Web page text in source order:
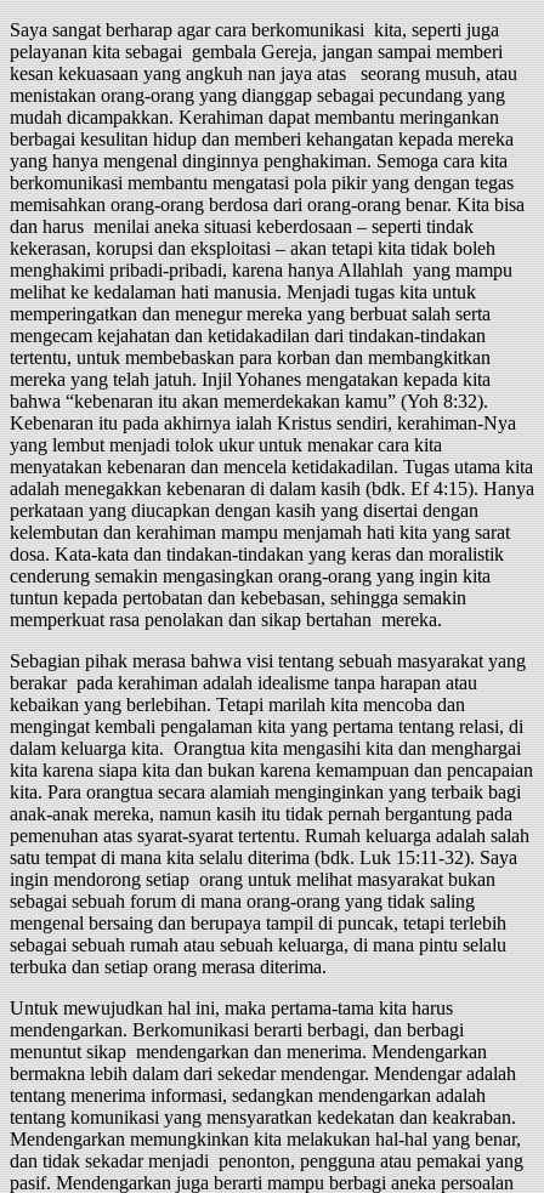
Saya sangat berharap agar cara berkomunikasi kita, seperti juga
pelayanan kita sebagai gembala Gereja, jangan sampai memberi
kesan kekuasaan yang angkuh nan jaya atas seorang musuh, atau
menistakan orang-orang yang dianggap sebagai pecundang yang
mudah dicampakkan. Kerahiman dapat membantu meringankan
berbagai kesulitan hidup dan memberi kehangatan kepada mereka
yang hanya mengenal dinginnya penghakiman. Semoga cara kita
berkomunikasi membantu mengatasi pola pikir yang dengan tegas
memisahkan orang-orang berdosa dari orang-orang benar. Kita bisa
dan harus menilai aneka situasi keberdosaan – seperti tindak
kekerasan, korupsi dan eksploitasi – akan tetapi kita tidak boleh
menghakimi pribadi-pribadi, karena hanya Allahlah yang mampu
melihat ke kedalaman hati manusia. Menjadi tugas kita untuk
memperingatkan dan menegur mereka yang berbuat salah serta
mengecam kejahatan dan ketidakadilan dari tindakan-tindakan
tertentu, untuk membebaskan para korban dan membangkitkan
mereka yang telah jatuh. Injil Yohanes mengatakan kepada kita
bahwa “kebenaran itu akan memerdekakan kamu” (Yoh 8:32).
Kebenaran itu pada akhirnya ialah Kristus sendiri, kerahiman-Nya
yang lembut menjadi tolok ukur untuk menakar cara kita
menyatakan kebenaran dan mencela ketidakadilan. Tugas utama kita
adalah menegakkan kebenaran di dalam kasih (bdk. Ef 4:15). Hanya
perkataan yang diucapkan dengan kasih yang disertai dengan
kelembutan dan kerahiman mampu menjamah hati kita yang sarat
dosa. Kata-kata dan tindakan-tindakan yang keras dan moralistik
cenderung semakin mengasingkan orang-orang yang ingin kita
tuntun kepada pertobatan dan kebebasan, sehingga semakin
memperkuat rasa penolakan dan sikap bertahan mereka.
Sebagian pihak merasa bahwa visi tentang sebuah masyarakat yang
berakar pada kerahiman adalah idealisme tanpa harapan atau
kebaikan yang berlebihan. Tetapi marilah kita mencoba dan
mengingat kembali pengalaman kita yang pertama tentang relasi, di
dalam keluarga kita. Orangtua kita mengasihi kita dan menghargai
kita karena siapa kita dan bukan karena kemampuan dan pencapaian
kita. Para orangtua secara alamiah menginginkan yang terbaik bagi
anak-anak mereka, namun kasih itu tidak pernah bergantung pada
pemenuhan atas syarat-syarat tertentu. Rumah keluarga adalah salah
satu tempat di mana kita selalu diterima (bdk. Luk 15:11-32). Saya
ingin mendorong setiap orang untuk melihat masyarakat bukan
sebagai sebuah forum di mana orang-orang yang tidak saling
mengenal bersaing dan berupaya tampil di puncak, tetapi terlebih
sebagai sebuah rumah atau sebuah keluarga, di mana pintu selalu
terbuka dan setiap orang merasa diterima.
Untuk mewujudkan hal ini, maka pertama-tama kita harus
mendengarkan. Berkomunikasi berarti berbagi, dan berbagi
menuntut sikap mendengarkan dan menerima. Mendengarkan
bermakna lebih dalam dari sekedar mendengar. Mendengar adalah
tentang menerima informasi, sedangkan mendengarkan adalah
tentang komunikasi yang mensyaratkan kedekatan dan keakraban.
Mendengarkan memungkinkan kita melakukan hal-hal yang benar,
dan tidak sekadar menjadi penonton, pengguna atau pemakai yang
pasif. Mendengarkan juga berarti mampu berbagi aneka persoalan